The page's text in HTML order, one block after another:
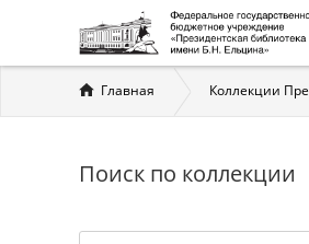
Вы
здесь
Главная Коллекции
Поиск по коллекции